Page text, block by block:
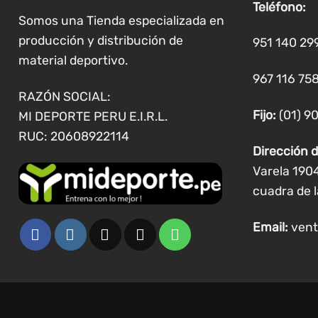
pueden
elegir
en
página
producto
Somos una Tienda especializada en
producción y distribución de
material deportivo.
RAZÓN SOCIAL:
MI DEPORTE PERU E.I.R.L.
RUC: 20608922114
Teléfono:
951 140
967 116
Fijo: (01)
Dirección
Varela
cuadra de
Email: